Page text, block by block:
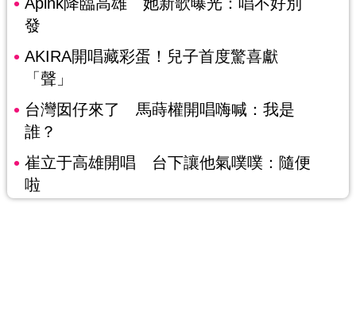
發
AKIRA開唱藏彩蛋！兒子首度驚喜獻
「聲」
台灣囡仔來了 馬蒔權開唱嗨喊：我是
誰？
崔立于高雄開唱 台下讓他氣噗噗：隨便
啦